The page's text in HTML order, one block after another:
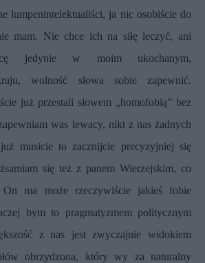
lumpenintelektualiści, ja nic osobiście do
mam. Nie chce ich na siłę leczyć, ani
jedynie w moim ukochanym,
wolność słowa sobie zapewnić.
już przestali słowem „homofobią” bez
was lewacy, nikt z nas żadnych
musicie to zacznijcie precyzyjniej się
się też z panem Wierzejskim, co
On ma może rzeczywiście jakieś fobie
bym to pragmatyzmem politycznym
z nas jest zwyczajnie widokiem
obrzydzona, który wy za naturalny